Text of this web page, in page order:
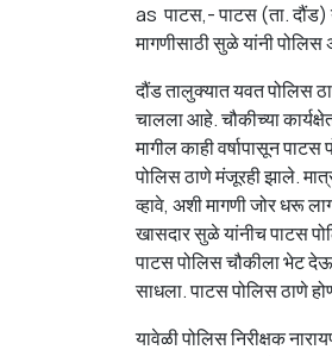
as पाटस,- पाटस (ता. दौंड)
मागणीसाठी सुळे यांनी
दौंड तालुक्यात यवत पोलिस
चालला आहे. चौकीच्या
मागील काही वर्षापासून
पोलिस ठाणे मंजूरही झाले.
व्हावे, अशी मागणी जोर धरू
खासदार सुळे यांनीच पाटस
पाटस पोलिस चौकीला भेट
साधला. पाटस पोलिस ठाणे
यावेळी पोलिस निरीक्षक